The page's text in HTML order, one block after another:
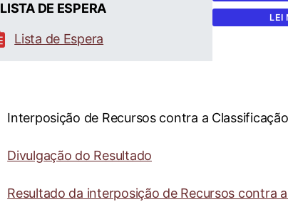
LISTA DE ESPERA
Lista de Espera
LEI
Interposição de Recursos contra a Classificação
Divulgação do Resultado
Resultado da interposição de Recursos contra